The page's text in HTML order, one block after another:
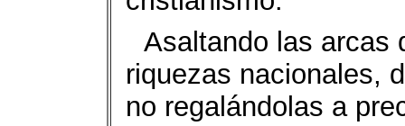
Asaltando las arcas
riquezas nacionales,
no regalándolas a